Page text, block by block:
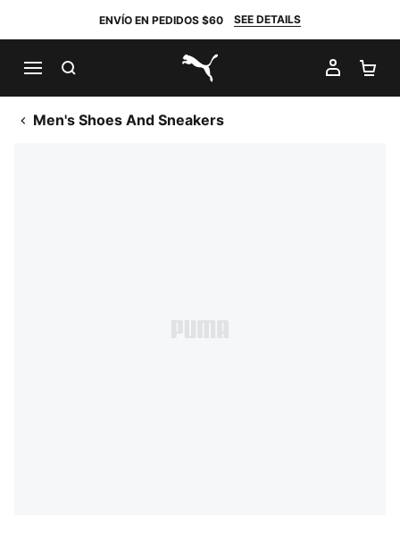
ENVÍO EN PEDIDOS $60 SEE DETAILS
PUMA.com
MI
Men's Shoes And Sneakers